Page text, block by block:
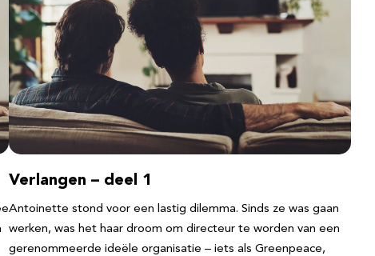
Verlangen – deel 1
Antoinette stond voor een lastig dilemma. Sinds ze was gaan
werken, was het haar droom om directeur te worden van een
gerenommeerde ideële organisatie – iets als Greenpeace,